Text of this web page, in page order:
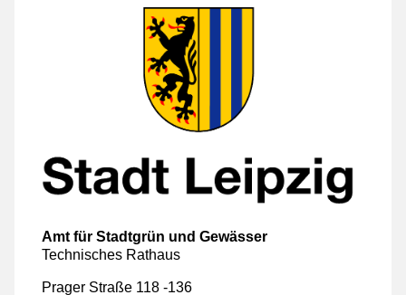
Amt für Stadtgrün und Gewässer
Technisches Rathaus
Prager Straße 118 -136